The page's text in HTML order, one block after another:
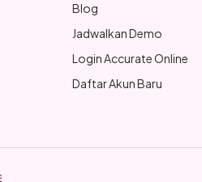
Blog
Jadwalkan Demo
Login Accurate Online
Daftar Akun Baru